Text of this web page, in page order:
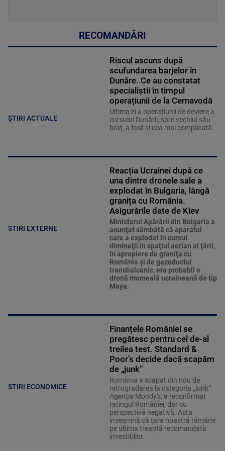
RECOMANDĂRI
ȘTIRI ACTUALE
Riscul ascuns după
scufundarea barjelor în
Dunăre. Ce au constatat
specialiștii în timpul
operațiunii de la Cernavodă
Ultima zi a operațiunii de deviere a
cursului Dunării, spre vechiul său
braț, a fost și cea mai complicată.
STIRI EXTERNE
Reacția Ucrainei după ce
una dintre dronele sale a
explodat în Bulgaria, lângă
granița cu România.
Asigurările date de Kiev
Ministerul Apărării din Bulgaria a
anunţat sâmbătă că aparatul
care a explodat în cursul
dimineţii în spaţiul aerian al ţării,
în apropiere de graniţa cu
România şi de gazoductul
transbalcanic, era probabil o
dronă momeală ucraineană de tip
Maya.
STIRI ECONOMICE
Finanțele României se
pregătesc pentru cel de-al
treilea test. Standard &
Poor’s decide dacă scapăm
de „junk”
România a scapat din nou de
retrogradarea la categoria „junk”.
Agenția Moody's, a reconfirmat
ratingul României, dar cu
perspectivă negativă. Asta
înseamnă că țara noastră rămâne
pe ultima treaptă recomandată
investițiilor.